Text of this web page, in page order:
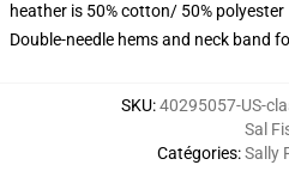
heather is 50% cotton/ 50% polyester
Double-needle hems and neck band
SKU:40295057-US-
Catégories:
Sal
Sally